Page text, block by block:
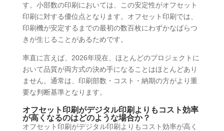
す。小部数の印刷においては、この安定性がオフセット
印刷に対する優位点となります。オフセット印刷では、
印刷機が安定するまでの最初の数百枚にわずかなばらつ
きが生じることがあるためです。
率直に言えば、2026年現在、ほとんどのプロジェクトに
おいて品質が両方式の決め手になることはほとんどあり
ません。通常は、印刷部数・コスト・納期の方がより重
要な判断基準となります。
オフセット印刷がデジタル印刷よりもコスト効率
が高くなるのはどのような場合か？
オフセット印刷がデジタル印刷よりもコスト効率が高く